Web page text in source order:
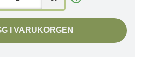
I VARUKORGEN